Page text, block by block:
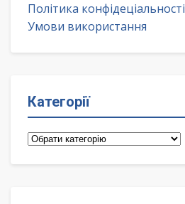
Політика конфідеціальності
Умови використання
Категорії
Категорії